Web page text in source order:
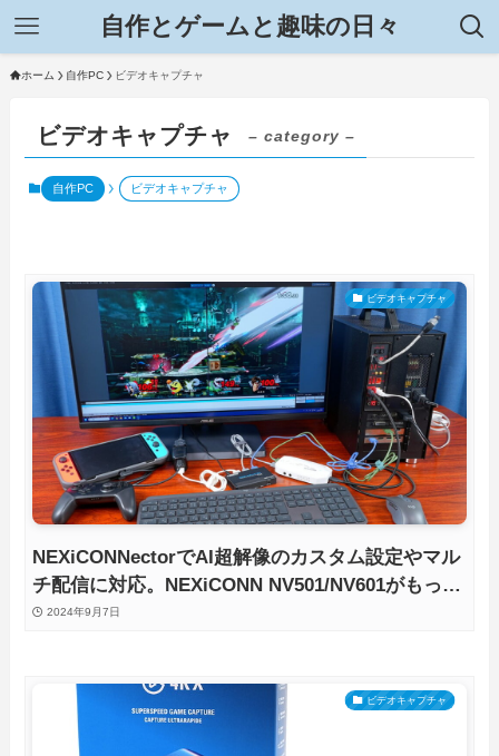
自作とゲームと趣味の日々
ホーム 自作PC ビデオキャプチャ
ビデオキャプチャ – category –
自作PC ビデオキャプチャ
ビデオキャプチャ
NEXiCONNectorでAI超解像のカスタム設定やマル
チ配信に対応。NEXiCONN NV501/NV601がもっと
便利に使い易く！
2024年9月7日
ビデオキャプチャ